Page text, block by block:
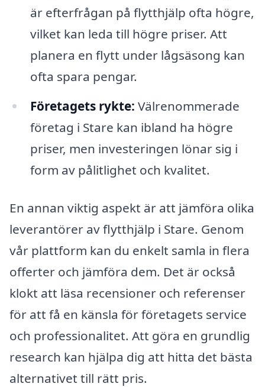
är efterfrågan på flytthjälp ofta högre,
vilket kan leda till högre priser. Att
planera en flytt under lågsäsong kan
ofta spara pengar.
Företagets rykte: Välrenommerade
företag i Stare kan ibland ha högre
priser, men investeringen lönar sig i
form av pålitlighet och kvalitet.
En annan viktig aspekt är att jämföra olika
leverantörer av flytthjälp i Stare. Genom
vår plattform kan du enkelt samla in flera
offerter och jämföra dem. Det är också
klokt att läsa recensioner och referenser
för att få en känsla för företagets service
och professionalitet. Att göra en grundlig
research kan hjälpa dig att hitta det bästa
alternativet till rätt pris.